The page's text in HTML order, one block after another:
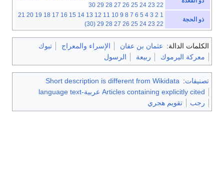
22
23
24
25
26
27
28
29
30
ذو الحجة
1
2
3
4
5
6
7
8
9
10
11
12
13
14
15
16
17
18
19
20
21
22
23
24
25
26
27
28
29
(30)
الكلمات الدالة: عثمان بن عفان الإسراء والمعراج
تبوك
معركة اليرموك
ربيعة الرسول
تصنيفات:
Short description is different from Wikidata
Articles containing explicitly cited عربية-language text
رجب
تقويم هجري